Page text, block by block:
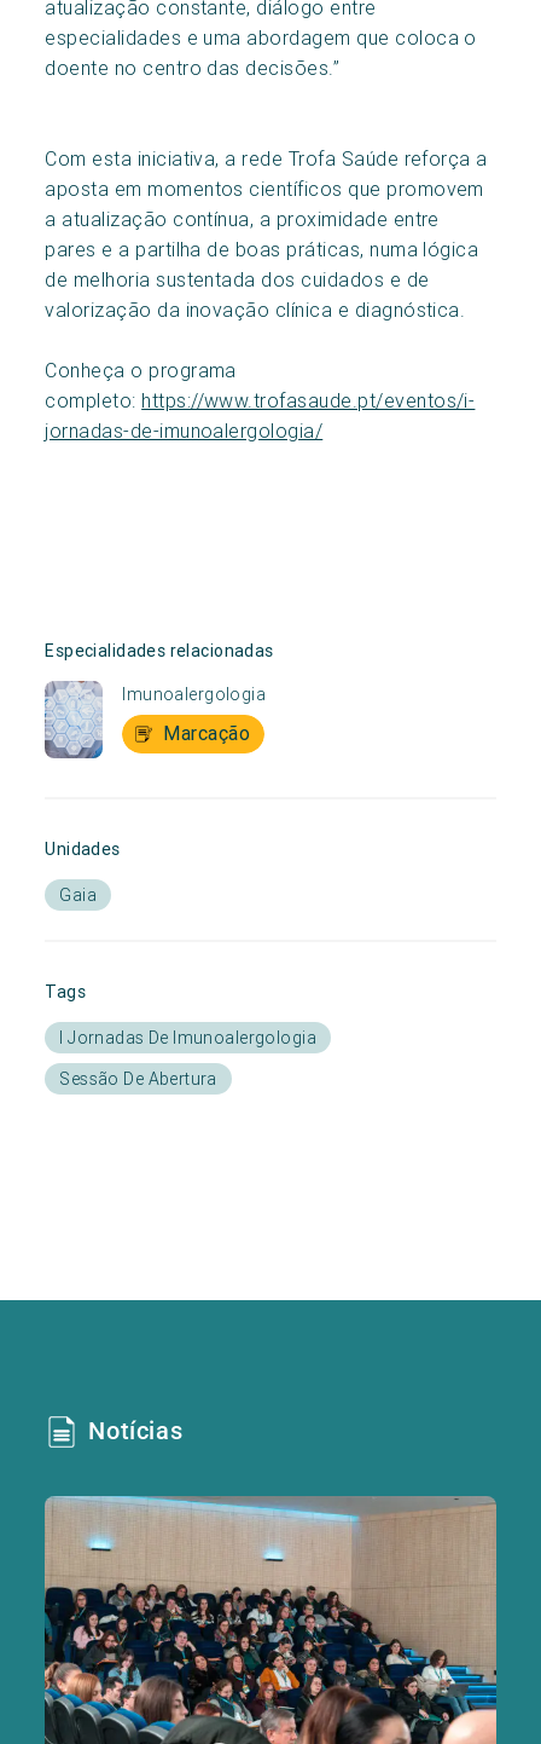
atualização constante, diálogo entre
especialidades e uma abordagem que coloca o
doente no centro das decisões.”
Com esta iniciativa, a rede Trofa Saúde reforça a
aposta em momentos científicos que promovem
a atualização contínua, a proximidade entre
pares e a partilha de boas práticas, numa lógica
de melhoria sustentada dos cuidados e de
valorização da inovação clínica e diagnóstica.
Conheça o programa
completo: https://www.trofasaude.pt/eventos/i-
jornadas-de-imunoalergologia/
Especialidades relacionadas
Imunoalergologia
Marcação
Unidades
Gaia
Tags
I Jornadas De Imunoalergologia
Sessão De Abertura
Notícias